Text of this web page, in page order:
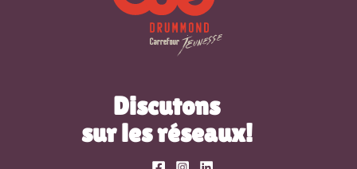
Discutons
sur les réseaux!